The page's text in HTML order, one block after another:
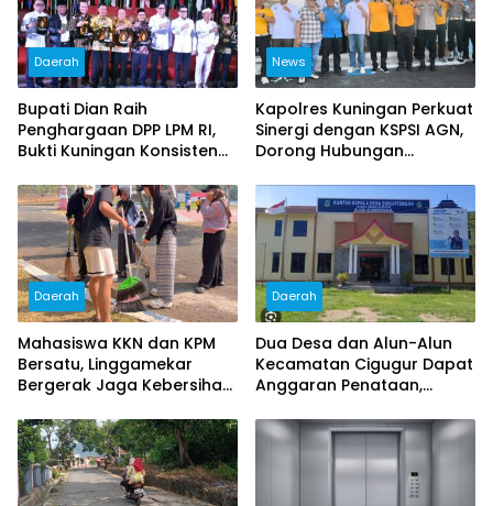
Daerah
Bupati Dian Raih
Penghargaan DPP LPM RI,
Bukti Kuningan Konsisten
News
Kapolres Kuningan Perkuat
Sinergi dengan KSPSI AGN,
Dorong Hubungan
Daerah
Mahasiswa KKN dan KPM
Bersatu, Linggamekar
Bergerak Jaga Kebersihan
Daerah
Dua Desa dan Alun-Alun
Kecamatan Cigugur Dapat
Anggaran Penataan,
Publik yang Lebih Terang
dan Nyaman